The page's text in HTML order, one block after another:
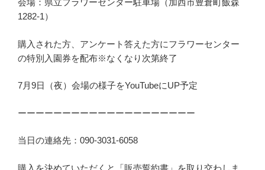
会場：県立フラワーセンター駐車場（加西市豊倉町飯森
1282-1）
購入された方、アンケート答えた方にフラワーセンター
の特別入園券を配布※なくなり次第終了
7月9日（夜）会場の様子をYouTubeにUP予定
ーーーーーーーーーーーーーーーーーーーー
当日の連絡先：090-3031-6058
購入を決めていただくと「販売誓約書」を取り交わしま